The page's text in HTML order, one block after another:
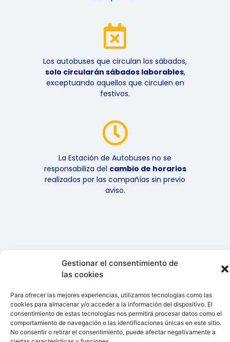
Gestionar el consentimiento de
las cookies
Para ofrecer las mejores experiencias, utilizamos tecnologías como las
cookies para almacenar y/o acceder a la información del dispositivo. El
consentimiento de estas tecnologías nos permitirá procesar datos como el
comportamiento de navegación o las identificaciones únicas en este sitio.
No consentir o retirar el consentimiento, puede afectar negativamente a
Los autobuses que circulan los sábados,
solo circularán sábados laborables,
exceptuando aquellos que circulen en
festivos.
La Estación de Autobuses no se
responsabiliza del cambio de horarios
realizados por las compañías sin previo
aviso.
© 2026 GISPMAT S.A.
reservados
Aviso Legal
Política de cookies